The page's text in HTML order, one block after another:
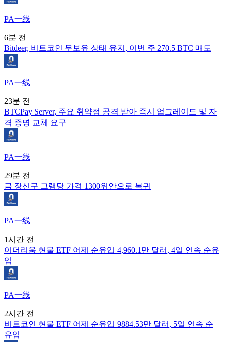
PA一线
6분 전
Bitdeer, 비트코인 무보유 상태 유지, 이번 주 270.5 BTC 매도
PA一线
23분 전
BTCPay Server, 주요 취약점 공격 받아 즉시 업그레이드 및 자
격 증명 교체 요구
PA一线
29분 전
금 장신구 그램당 가격 1300위안으로 복귀
PA一线
1시간 전
이더리움 현물 ETF 어제 순유입 4,960.1만 달러, 4일 연속 순유
입
PA一线
2시간 전
비트코인 현물 ETF 어제 순유입 9884.53만 달러, 5일 연속 순
유입